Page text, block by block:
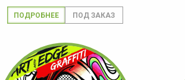
ПОДРОБНЕЕ